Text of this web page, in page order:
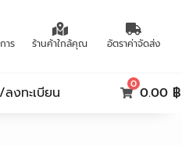
าร ร้านค้าใกล้คุณ อัตราค่าจัดส่ง
ลงทะเบียน
0
0.00 ฿